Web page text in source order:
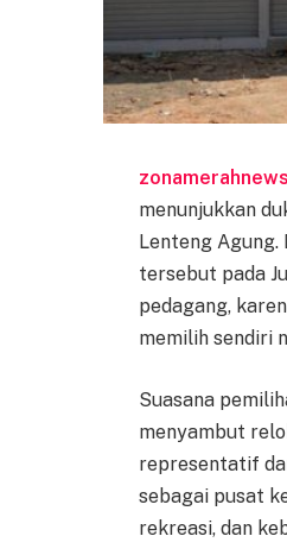
menunjukkan
Lenteng
tersebut pada
pedagang,
memilih sendiri
Suasana
menyambut
representatif
sebagai pusat
rekreasi, dan